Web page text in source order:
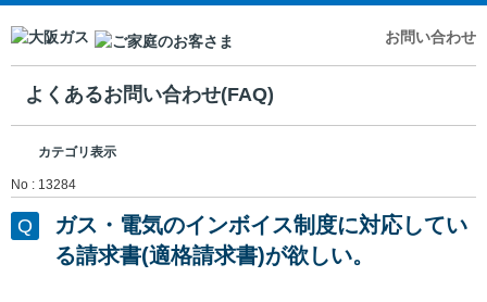
お問い合わせ
よくあるお問い合わせ(FAQ)
カテゴリ表示
No : 13284
ガス・電気のインボイス制度に対応してい
る請求書(適格請求書)が欲しい。